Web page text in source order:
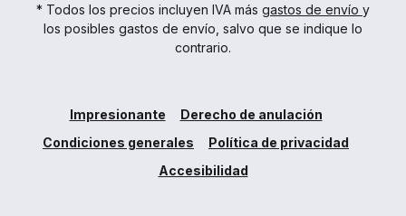
* Todos los precios incluyen IVA más gastos de envío y
los posibles gastos de envío, salvo que se indique lo
contrario.
Impresionante
Derecho de anulación
Condiciones generales
Política de privacidad
Accesibilidad